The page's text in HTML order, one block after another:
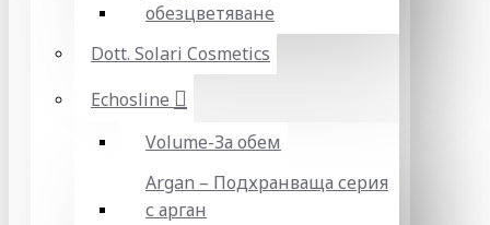
обезцветяване
Dott. Solari Cosmetics
Echosline
Volume-За обем
Argan – Подхранваща серия
с арган